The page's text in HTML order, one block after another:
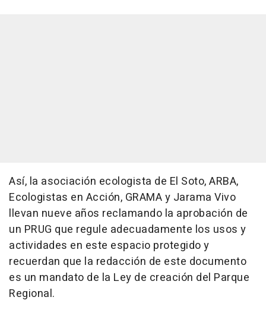
Así, la asociación ecologista de El Soto, ARBA,
Ecologistas en Acción, GRAMA y Jarama Vivo
llevan nueve años reclamando la aprobación de
un PRUG que regule adecuadamente los usos y
actividades en este espacio protegido y
recuerdan que la redacción de este documento
es un mandato de la Ley de creación del Parque
Regional.